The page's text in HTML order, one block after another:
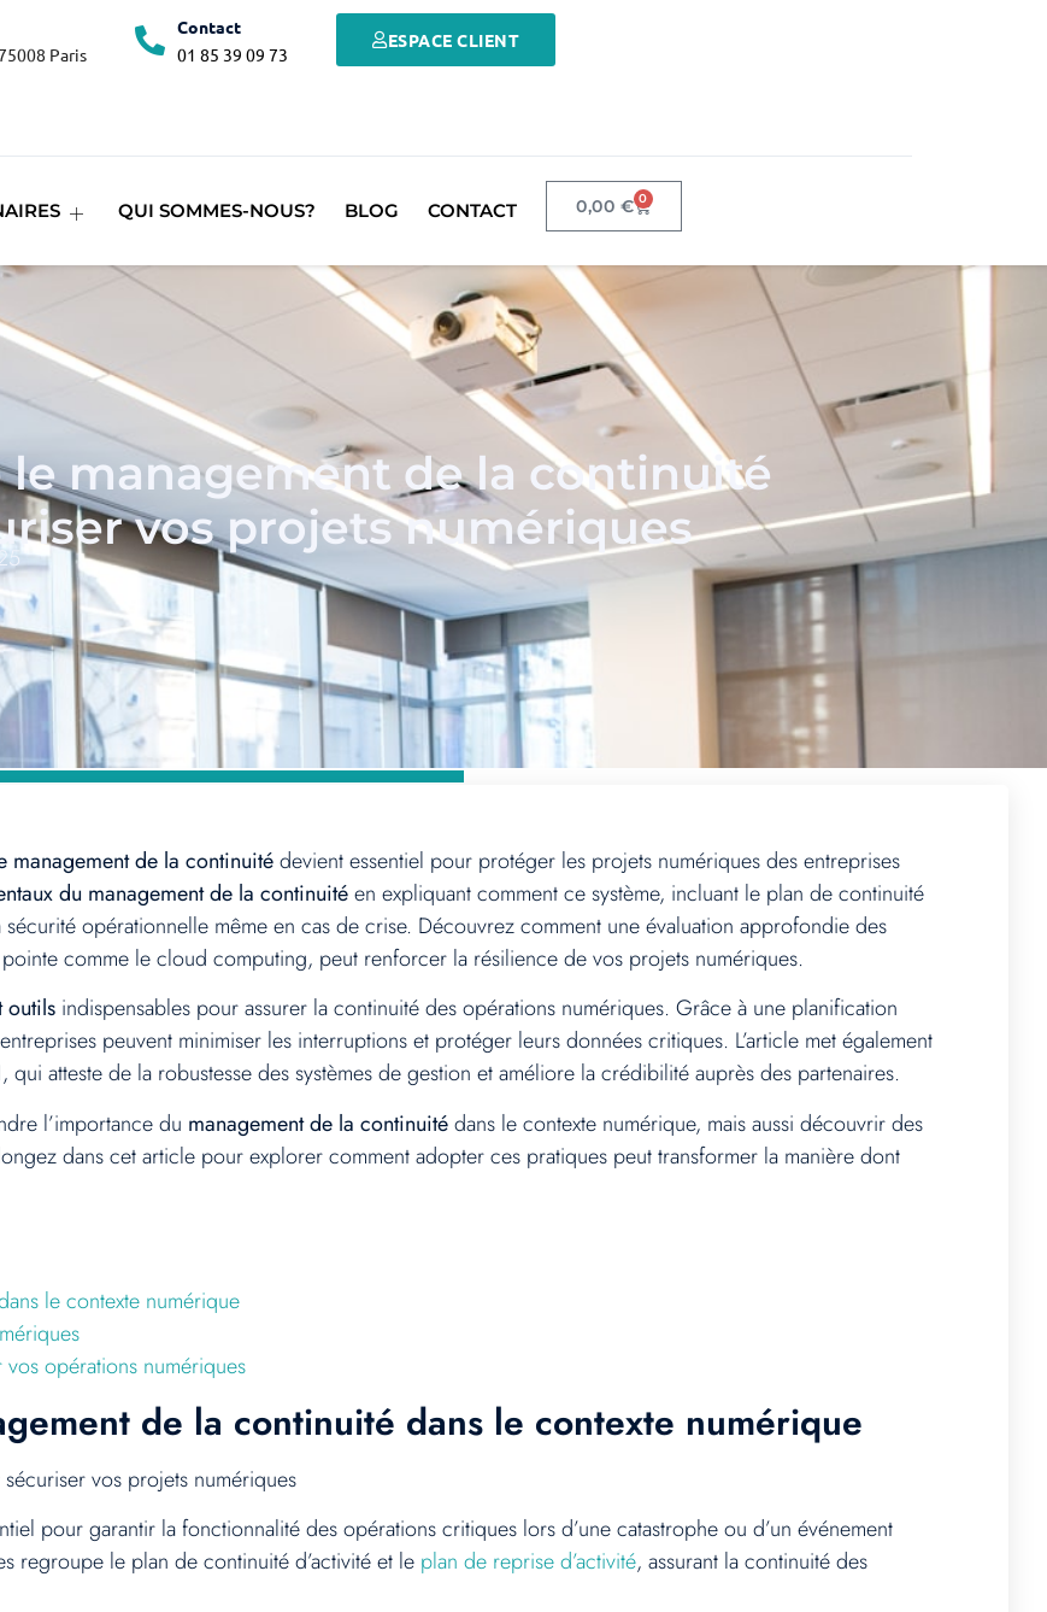
Paris
Contact
01 85 39 09 73
ESPACE CLIENT
QUI SOMMES-NOUS? BLOG CONTACT 0,00 € 0
le management de la continuité
vos projets numériques
management de la continuitédevient essentiel pour protéger les projets numériques des entreprises
du management de la continuitéen expliquant comment ce système, incluant le plan de continuité
opérationnelle même en cas de crise. Découvrez comment une évaluation approfondie des
comme le cloud computing, peut renforcer la résilience de vos projets numériques.
outils indispensables pour assurer la continuité des opérations numériques. Grâce à une planification
peuvent minimiser les interruptions et protéger leurs données critiques. L’article met également
, qui atteste de la robustesse des systèmes de gestion et améliore la crédibilité auprès des partenaires.
l’importance du management de la continuitédans le contexte numérique, mais aussi découvrir des
dans cet article pour explorer comment adopter ces pratiques peut transformer la manière dont
le contexte numérique
opérations numériques
de la continuité dans le contexte numérique
vos projets numériques
pour garantir la fonctionnalité des opérations critiques lors d’une catastrophe ou d’un événement
regroupe le plan de continuité d’activité et le plan de reprise d’activité, assurant la continuité des